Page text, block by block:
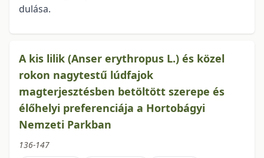
dulása.
A kis lilik (Anser erythropus L.) és közel
rokon nagytestű lúdfajok
magterjesztésben betöltött szerepe és
élőhelyi preferenciája a Hortobágyi
Nemzeti Parkban
136-147